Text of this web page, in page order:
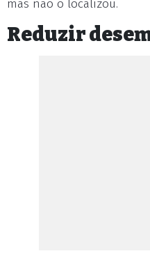
mas não o localizou.
Reduzir